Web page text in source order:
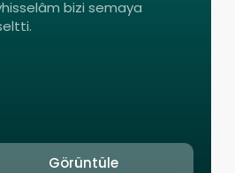
bizi semaya
Görüntüle